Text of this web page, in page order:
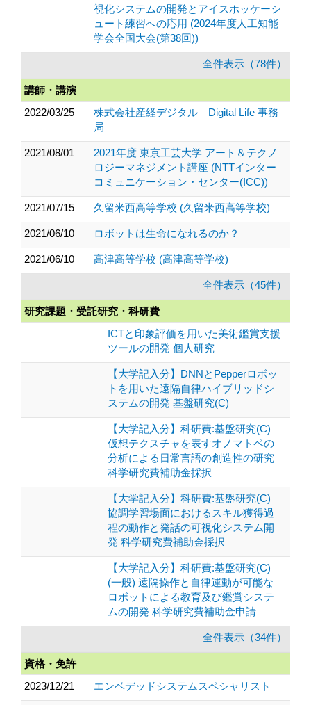
視化システムの開発とアイスホッケーシ
ュート練習への応用 (2024年度人工知能
学会全国大会(第38回))
全件表示（78件）
講師・講演
2022/03/25
株式会社産経デジタル Digital Life 事務
局
2021/08/01
2021年度 東京工芸大学 アート＆テクノ
ロジーマネジメント講座 (NTTインター
コミュニケーション・センター(ICC))
2021/07/15 久留米西高等学校 (久留米西高等学校)
2021/06/10 ロボットは生命になれるのか？
2021/06/10 高津高等学校 (高津高等学校)
全件表示（45件）
研究課題・受託研究・科研費
ICTと印象評価を用いた美術鑑賞支援
ツールの開発 個人研究
【大学記入分】DNNとPepperロボッ
トを用いた遠隔自律ハイブリッドシ
ステムの開発 基盤研究(C)
【大学記入分】科研費:基盤研究(C)
仮想テクスチャを表すオノマトペの
分析による日常言語の創造性の研究
科学研究費補助金採択
【大学記入分】科研費:基盤研究(C)
協調学習場面におけるスキル獲得過
程の動作と発話の可視化システム開
発 科学研究費補助金採択
【大学記入分】科研費:基盤研究(C)
(一般) 遠隔操作と自律運動が可能な
ロボットによる教育及び鑑賞システ
ムの開発 科学研究費補助金申請
全件表示（34件）
資格・免許
2023/12/21
エンベデッドシステムスペシャリスト